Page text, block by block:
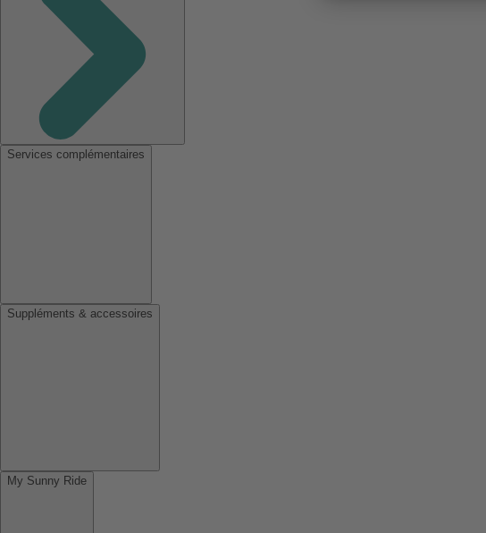
Services complémentaires
Suppléments & accessoires
My Sunny Ride